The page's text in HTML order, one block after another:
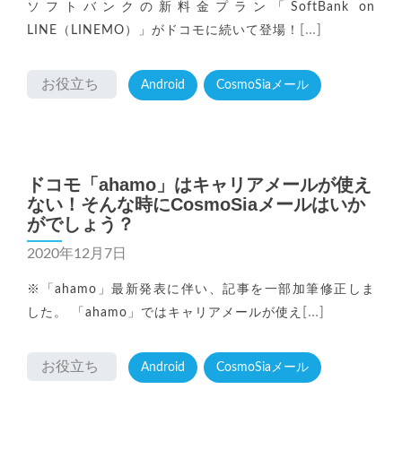
ソフトバンクの新料金プラン「SoftBank on
LINE（LINEMO）」がドコモに続いて登場！
[…]
お役立ち Android CosmoSiaメール
ドコモ「ahamo」はキャリアメールが使え
ない！そんな時にCosmoSiaメールはいか
がでしょう？
2020年12月7日
※「ahamo」最新発表に伴い、記事を一部加筆修正しま
した。 「ahamo」ではキャリアメールが使え
[…]
お役立ち Android CosmoSiaメール